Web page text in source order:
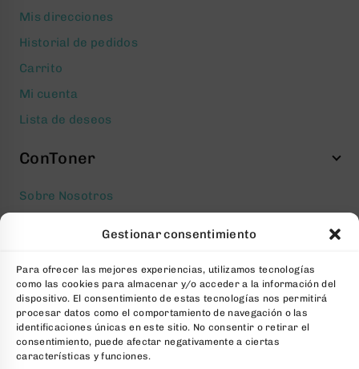
Gestionar consentimiento
Para ofrecer las mejores experiencias, utilizamos tecnologías
como las cookies para almacenar y/o acceder a la información del
dispositivo. El consentimiento de estas tecnologías nos permitirá
procesar datos como el comportamiento de navegación o las
identificaciones únicas en este sitio. No consentir o retirar el
consentimiento, puede afectar negativamente a ciertas
características y funciones.
Mis direcciones
Historial de pedidos
Carrito
Mi cuenta
Lista de deseos
ConToner
Sobre Nosotros
Política de cookies
Condiciones generales Contratación
Contacto
FAQs